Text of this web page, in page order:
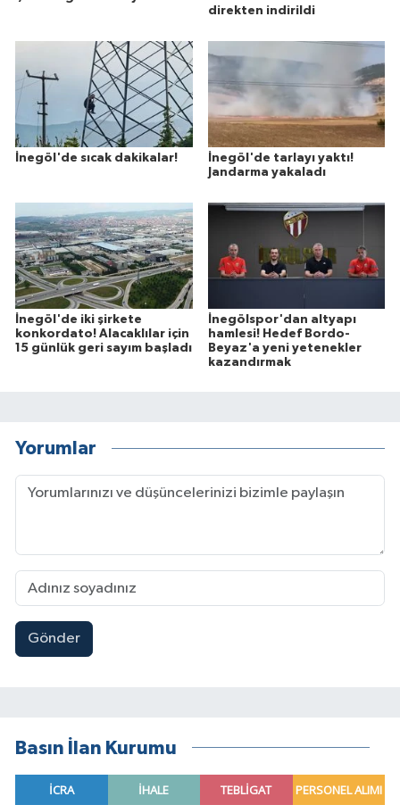
direkten indirildi
İnegöl'de sıcak dakikalar!
İnegöl'de tarlayı yaktı!
Jandarma yakaladı
İnegöl'de iki şirkete
konkordato! Alacaklılar için
15 günlük geri sayım başladı
İnegölspor'dan altyapı
hamlesi! Hedef Bordo-
Beyaz'a yeni yetenekler
kazandırmak
Yorumlar
Gönder
Basın İlan Kurumu